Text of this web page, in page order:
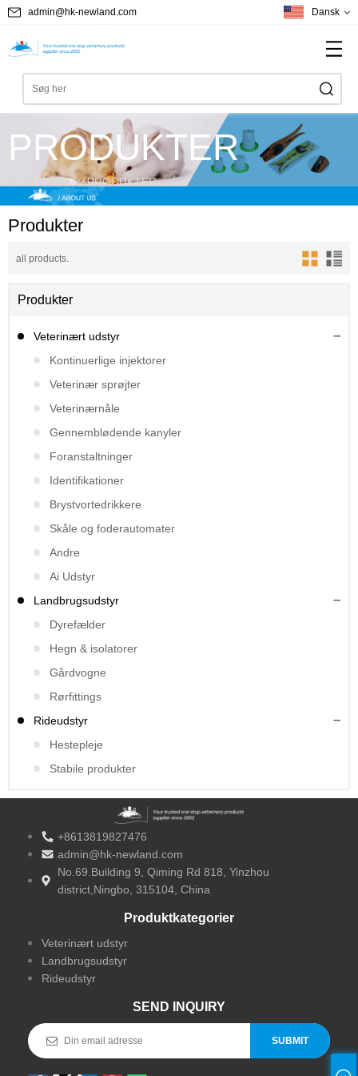
admin@hk-newland.com Dansk
PRODUKTER
Home PRODUKTER
Produkter
all products.
Produkter
Veterinært udstyr
Kontinuerlige injektorer
Veterinær sprøjter
Veterinærnåle
Gennemblødende kanyler
Foranstaltninger
Identifikationer
Brystvortedrikkere
Skåle og foderautomater
Andre
Ai Udstyr
Landbrugsudstyr
Dyrefælder
Hegn & isolatorer
Gårdvogne
Rørfittings
Rideudstyr
Hestepleje
Stabile produkter
+8613819827476
admin@hk-newland.com
No.69.Building 9, Qiming Rd 818, Yinzhou
district,Ningbo, 315104, China
Produktkategorier
Veterinært udstyr
Landbrugsudstyr
Rideudstyr
SEND INQUIRY
SUBMIT